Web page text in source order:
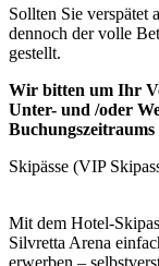
Sollten Sie verspätet
dennoch der volle
gestellt.
Wir bitten um Ihr
Unter- und /oder
Skipässe (VIP
Mit dem Hotel-
Silvretta Arena
erwerben –